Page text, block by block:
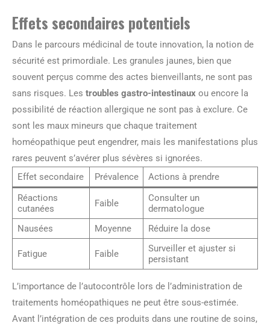
Effets secondaires potentiels
Dans le parcours médicinal de toute innovation, la notion de
sécurité est primordiale. Les granules jaunes, bien que
souvent perçus comme des actes bienveillants, ne sont pas
sans risques. Les troubles gastro-intestinaux ou encore la
possibilité de réaction allergique ne sont pas à exclure. Ce
sont les maux mineurs que chaque traitement
homéopathique peut engendrer, mais les manifestations plus
rares peuvent s’avérer plus sévères si ignorées.
Effet secondaire
Prévalence
Actions à prendre
Réactions
cutanées
Faible
Consulter un
dermatologue
Nausées
Moyenne Réduire la dose
Fatigue Faible
Surveiller et ajuster si
persistant
L’importance de l’autocontrôle lors de l’administration de
traitements homéopathiques ne peut être sous-estimée.
Avant l’intégration de ces produits dans une routine de soins,